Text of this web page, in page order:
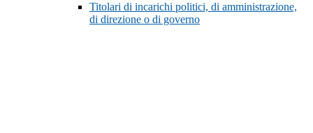
Titolari di incarichi politici, di amministrazione,
di direzione o di governo